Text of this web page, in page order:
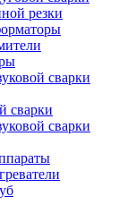
резки
сварки
сварки
сварки